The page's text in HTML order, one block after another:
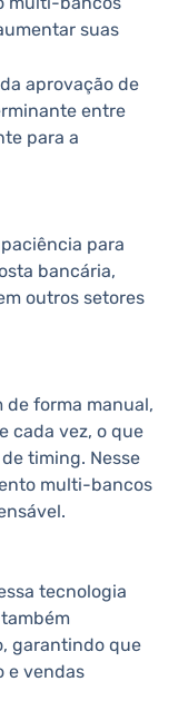
suas
aprovação de
entre
para a
para
bancária,
outros setores
de forma manual,
cada vez, o que
timing. Nesse
multi-bancos
tecnologia
garantindo que
e vendas